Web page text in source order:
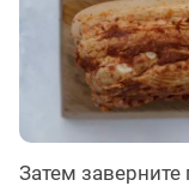
Затем заверните